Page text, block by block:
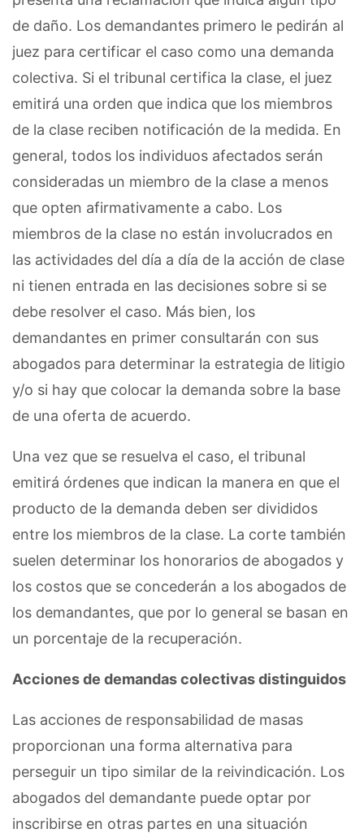
de daño. Los demandantes primero le pedirán al
juez para certificar el caso como una demanda
colectiva. Si el tribunal certifica la clase, el juez
emitirá una orden que indica que los miembros
de la clase reciben notificación de la medida. En
general, todos los individuos afectados serán
consideradas un miembro de la clase a menos
que opten afirmativamente a cabo. Los
miembros de la clase no están involucrados en
las actividades del día a día de la acción de clase
ni tienen entrada en las decisiones sobre si se
debe resolver el caso. Más bien, los
demandantes en primer consultarán con sus
abogados para determinar la estrategia de litigio
y/o si hay que colocar la demanda sobre la base
de una oferta de acuerdo.
Una vez que se resuelva el caso, el tribunal
emitirá órdenes que indican la manera en que el
producto de la demanda deben ser divididos
entre los miembros de la clase. La corte también
suelen determinar los honorarios de abogados y
los costos que se concederán a los abogados de
los demandantes, que por lo general se basan en
un porcentaje de la recuperación.
Acciones de demandas colectivas distinguidos
Las acciones de responsabilidad de masas
proporcionan una forma alternativa para
perseguir un tipo similar de la reivindicación. Los
abogados del demandante puede optar por
inscribirse en otras partes en una situación